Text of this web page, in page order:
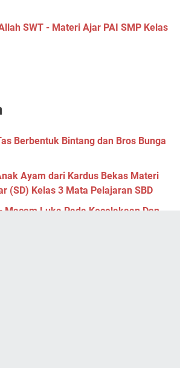
SWT - Materi Ajar PAI SMP Kelas
Berbentuk Bintang dan Bros Bunga
Ayam dari Kardus Bekas Materi
(SD) Kelas 3 Mata Pelajaran SBD
Macam Luka Pada Kecelakaan Dan